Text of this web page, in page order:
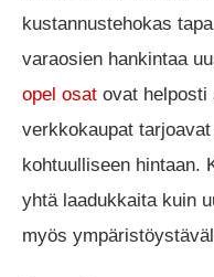
kustannustehokas
varaosien hankintaa
opel osat ovat helposti
verkkokaupat
kohtuulliseen hintaan.
yhtä laadukkaita kuin
myös